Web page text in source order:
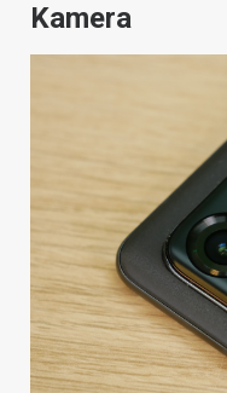
Kamera